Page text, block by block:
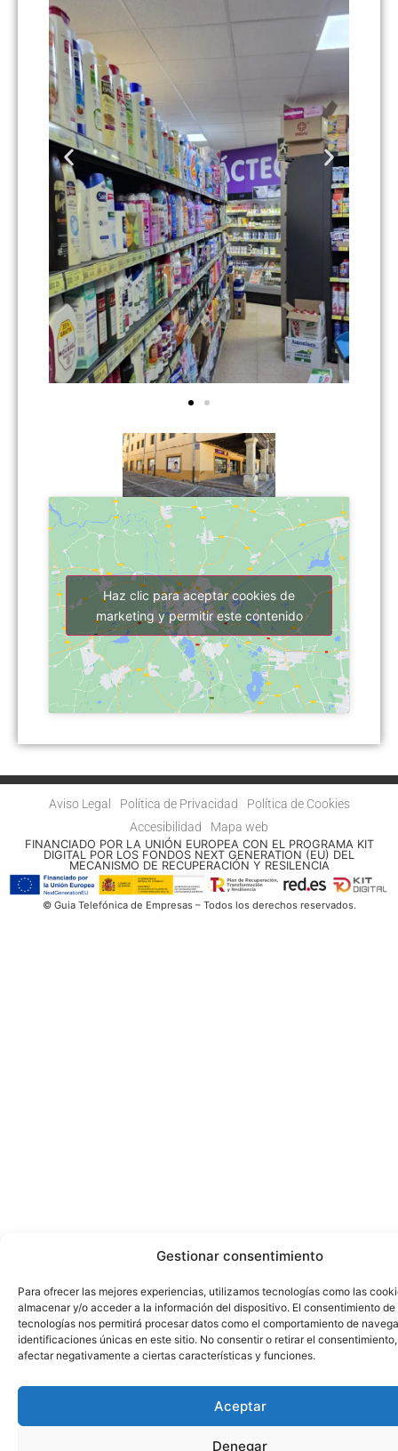
Gestionar consentimiento
Para ofrecer las mejores experiencias, utilizamos tecnologías como las
almacenar y/o acceder a la información del dispositivo. El consentimiento de
tecnologías nos permitirá procesar datos como el comportamiento de
identificaciones únicas en este sitio. No consentir o retirar el
afectar negativamente a ciertas características y funciones.
Aceptar
Denegar
Haz clic para aceptar cookies de
marketing y permitir este contenido
Aviso Legal Política de Privacidad
Política de Cookies
Accesibilidad
Mapa web
FINANCIADO POR LA UNIÓN EUROPEA CON EL PROGRAMA KIT
DIGITAL POR LOS FONDOS NEXT GENERATION (EU) DEL
MECANISMO DE RECUPERACIÓN Y RESILENCIA
© Guia Telefónica de Empresas – Todos los derechos reservados.